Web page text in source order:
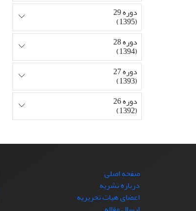
دوره 29
(1395)
دوره 28
(1394)
دوره 27
(1393)
دوره 26
(1392)
صفحه اصلی
درباره نشریه
اعضای هیات تحریریه